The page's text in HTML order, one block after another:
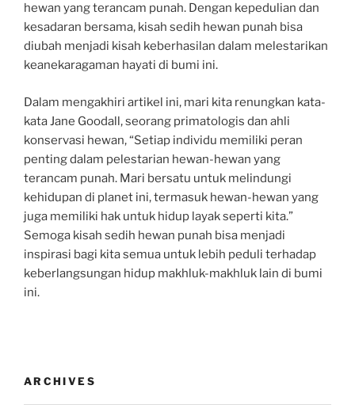
hewan yang terancam punah. Dengan kepedulian dan
kesadaran bersama, kisah sedih hewan punah bisa
diubah menjadi kisah keberhasilan dalam melestarikan
keanekaragaman hayati di bumi ini.
Dalam mengakhiri artikel ini, mari kita renungkan kata-
kata Jane Goodall, seorang primatologis dan ahli
konservasi hewan, “Setiap individu memiliki peran
penting dalam pelestarian hewan-hewan yang
terancam punah. Mari bersatu untuk melindungi
kehidupan di planet ini, termasuk hewan-hewan yang
juga memiliki hak untuk hidup layak seperti kita.”
Semoga kisah sedih hewan punah bisa menjadi
inspirasi bagi kita semua untuk lebih peduli terhadap
keberlangsungan hidup makhluk-makhluk lain di bumi
ini.
ARCHIVES